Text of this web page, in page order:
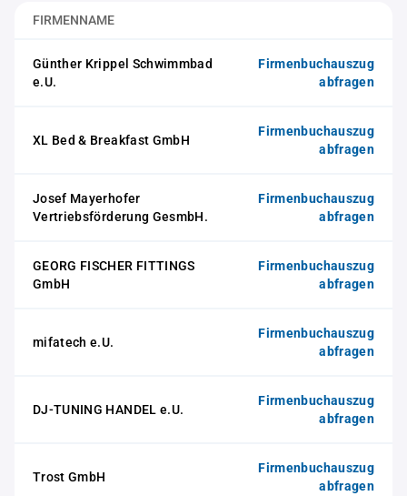
FIRMENNAME
Günther Krippel Schwimmbad
e.U.
Firmenbuchauszug
abfragen
XL Bed & Breakfast GmbH
Firmenbuchauszug
abfragen
Josef Mayerhofer
Vertriebsförderung GesmbH.
Firmenbuchauszug
abfragen
GEORG FISCHER FITTINGS
GmbH
Firmenbuchauszug
abfragen
mifatech e.U.
Firmenbuchauszug
abfragen
DJ-TUNING HANDEL e.U.
Firmenbuchauszug
abfragen
Trost GmbH
Firmenbuchauszug
abfragen